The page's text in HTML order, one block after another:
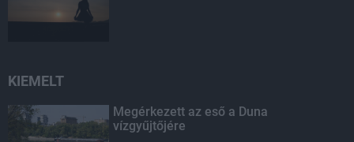
KIEMELT
Megérkezett az eső a Duna
vízgyűjtőjére